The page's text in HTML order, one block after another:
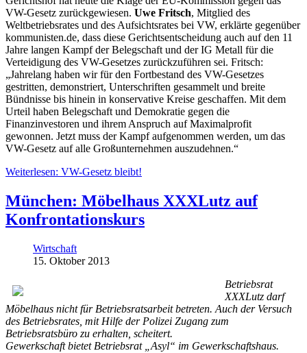
VW-Gesetz zurückgewiesen. Uwe Fritsch, Mitglied des
Weltbetriebsrates und des Aufsichtsrates bei VW, erklärte gegenüber
kommunisten.de, dass diese Gerichtsentscheidung auch auf den 11
Jahre langen Kampf der Belegschaft und der IG Metall für die
Verteidigung des VW-Gesetzes zurückzuführen sei. Fritsch:
„Jahrelang haben wir für den Fortbestand des VW-Gesetzes
gestritten, demonstriert, Unterschriften gesammelt und breite
Bündnisse bis hinein in konservative Kreise geschaffen. Mit dem
Urteil haben Belegschaft und Demokratie gegen die
Finanzinvestoren und ihrem Anspruch auf Maximalprofit
gewonnen. Jetzt muss der Kampf aufgenommen werden, um das
VW-Gesetz auf alle Großunternehmen auszudehnen.“
Weiterlesen: VW-Gesetz bleibt!
München: Möbelhaus XXXLutz auf
Konfrontationskurs
Wirtschaft
15. Oktober 2013
Betriebsrat
XXXLutz darf
Möbelhaus nicht für Betriebsratsarbeit betreten. Auch der Versuch
des Betriebsrates, mit Hilfe der Polizei Zugang zum
Betriebsratsbüro zu erhalten, scheitert.
Gewerkschaft bietet Betriebsrat „Asyl“ im Gewerkschaftshaus.